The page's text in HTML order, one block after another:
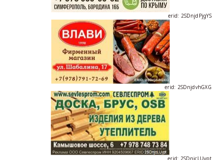
erid: 2SDnjdvhGXG